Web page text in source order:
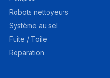
Robots nettoyeurs
Système au sel
Fuite / Toile
Réparation